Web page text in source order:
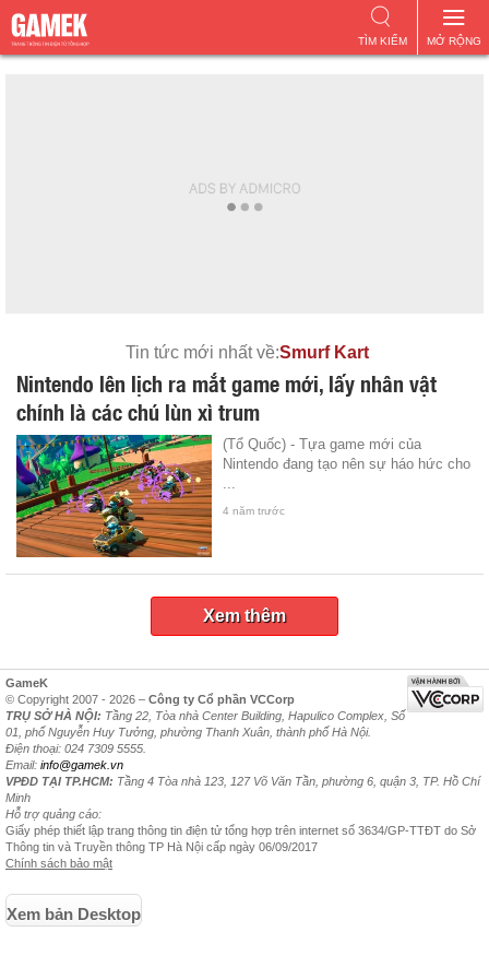
MỞ RỘNG
TÌM KIẾM
Tin tức mới nhất về:Smurf Kart
Nintendo lên lịch ra mắt game mới, lấy nhân vật
chính là các chú lùn xì trum
(Tổ Quốc) - Tựa game mới của
Nintendo đang tạo nên sự háo hức cho
...
4 năm trước
Xem thêm
GameK
© Copyright 2007 - 2026 – Công ty Cổ phần VCCorp
TRỤ SỞ HÀ NỘI: Tầng 22, Tòa nhà Center Building, Hapulico Complex, Số
01, phố Nguyễn Huy Tưởng, phường Thanh Xuân, thành phố Hà Nội.
Điện thoại: 024 7309 5555.
Email: info@gamek.vn
VPĐD TẠI TP.HCM: Tầng 4 Tòa nhà 123, 127 Võ Văn Tần, phường 6, quận 3, TP. Hồ Chí
Minh
Hỗ trợ quảng cáo:
Giấy phép thiết lập trang thông tin điện tử tổng hợp trên internet số 3634/GP-TTĐT do Sở
Thông tin và Truyền thông TP Hà Nội cấp ngày 06/09/2017
Chính sách bảo mật
Xem bản Desktop